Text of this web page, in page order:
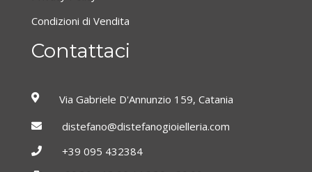
Condizioni di Vendita
Contattaci
Via Gabriele D'Annunzio 159, Catania
distefano@distefanogioielleria.com
+39 095 432384